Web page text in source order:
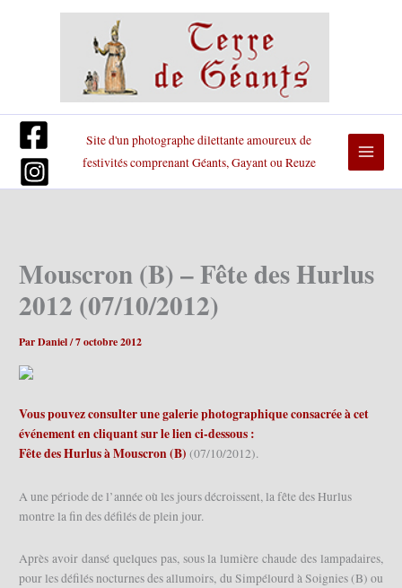
Site d'un photographe dilettante amoureux de
festivités comprenant Géants, Gayant ou Reuze
Mouscron (B) – Fête des Hurlus
2012 (07/10/2012)
ParDaniel/7 octobre 2012
Vous pouvez consulter une galerie photographique consacrée à cet
événement en cliquant sur le lien ci-dessous :
Fête des Hurlus à Mouscron (B) (07/10/2012).
A une période de l’année où les jours décroissent, la fête des Hurlus
montre la fin des défilés de plein jour.
Après avoir dansé quelques pas, sous la lumière chaude des lampadaires,
pour les défilés nocturnes des allumoirs, du Simpélourd à Soignies (B) ou